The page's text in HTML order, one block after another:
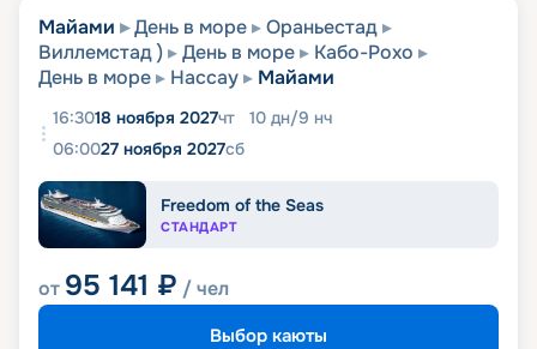
Майами День в море
Ораньестад
Виллемстад )
День в море
Кабо-Рохо
День в море
Нассау Майами
16:3018 ноября 2027чт 10 дн/9 нч
06:0027 ноября 2027сб
Freedom of the Seas
СТАНДАРТ
от 95 141 ₽ / чел
Выбор каюты